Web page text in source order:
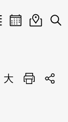
Menu
活動日曆活動地圖
展
大 列印